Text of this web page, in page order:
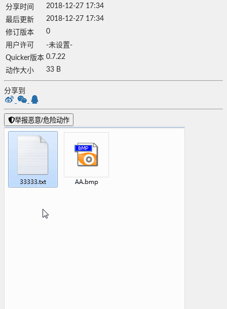
分享时间
2018-12-27 17:34
最后更新
2018-12-27 17:34
修订版本
0
用户许可
-未设置-
Quicker版本 0.7.22
动作大小
33 B
分享到
举报恶意/危险动作